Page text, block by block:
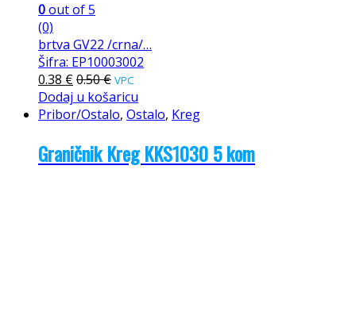
0out of 5
(0)
brtva GV22 /crna/…
Šifra: EP10003002
0.38 €0.50€ VPC
Dodaj u košaricu
Pribor/Ostalo, Ostalo, Kreg
Graničnik Kreg KKS1030 5 kom